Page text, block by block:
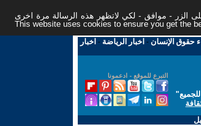
الزر - موافق - لكي لاتظهر هذه الرسالة مرة اخرى -
This website uses cookies to ensure you get the
حقوق الإنسان - اخبار الرياضة - اخبار
التبرع للموقع - ادعمونا
"